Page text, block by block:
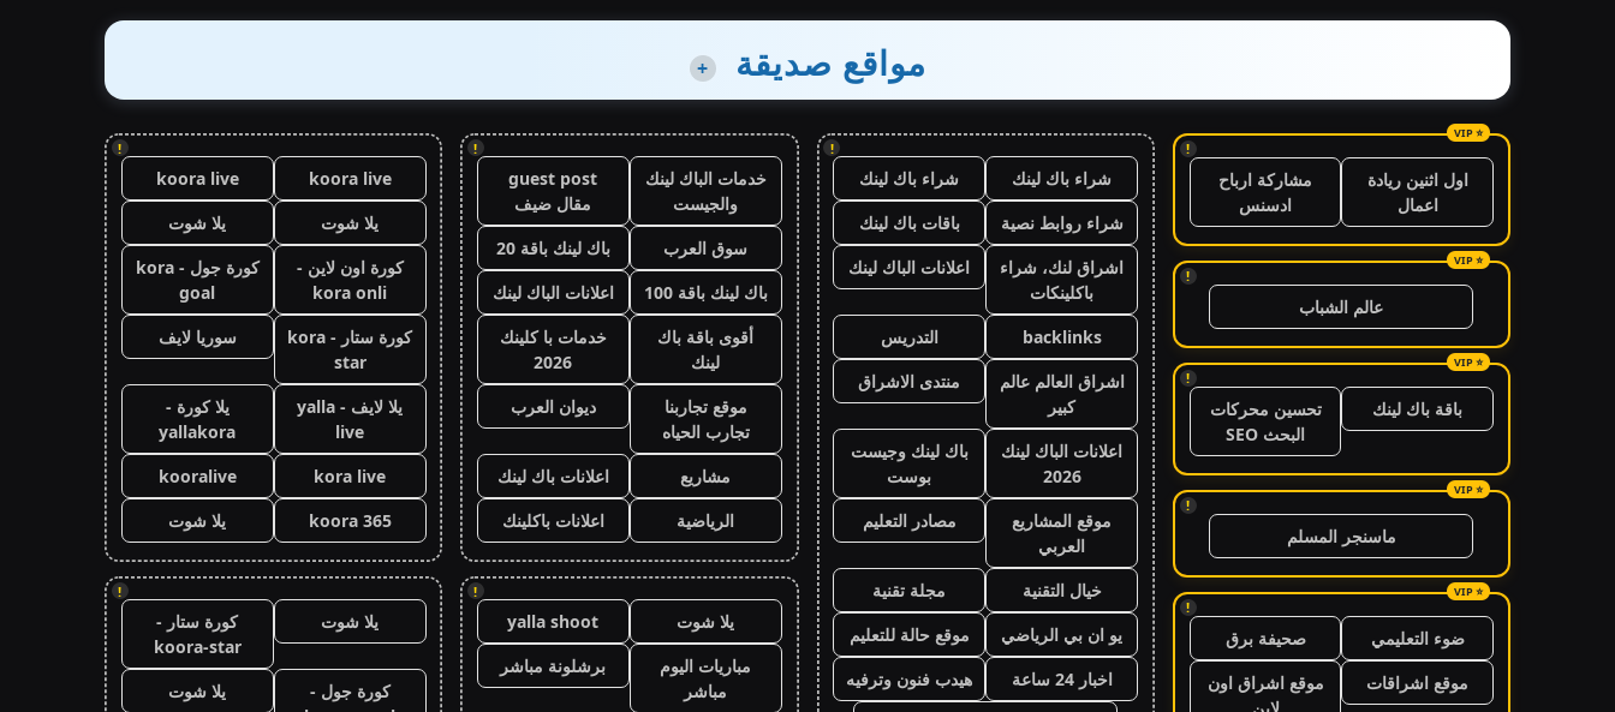
مواقع صديقة +
!
اول اثنين ريادة
اعمال
مشاركة ارباح
ادسنس
!
عالم الشباب
!
باقة باك لينك
تحسين محركات
البحث SEO
!
ماسنجر المسلم
!
ضوء التعليمي
صحيفة برق
موقع اشراقات
موقع اشراق اون
لاين
!
شراء باك لينك
شراء باك لينك
شراء روابط نصية
باقات باك لينك
اشراق لنك، شراء
باكلينكات
اعلانات الباك لينك
backlinks
التدريس
اشراق العالم عالم
كبير
منتدى الاشراق
اعلانات الباك لينك
2026
باك لينك وجيست
بوست
موقع المشاريع
العربي
مصادر التعليم
خيال التقنية
مجلة تقنية
يو ان بي الرياضي
موقع حالة للتعليم
اخبار 24 ساعة
هيدب فنون وترفيه
!
خدمات الباك لينك
والجيست
guest post
مقال ضيف
سوق العرب
باك لينك باقة 20
باك لينك باقة 100
اعلانات الباك لينك
أقوى باقة باك
لينك
خدمات با كلينك
2026
موقع تجاربنا
تجارب الحياه
ديوان العرب
مشاريع
اعلانات باك لينك
الرياضية
اعلانات باكلينك
!
يلا شوت
yalla shoot
مباريات اليوم
مباشر
برشلونة مباشر
!
koora live
koora live
يلا شوت
يلا شوت
كورة اون لاين -
kora onli
كورة جول - kora
goal
كورة ستار - kora
star
سوريا لايف
يلا لايف - yalla
live
يلا كورة -
yallakora
kora live
kooralive
koora 365
يلا شوت
!
يلا شوت
كورة ستار -
koora-star
كورة جول -
يلا شوت